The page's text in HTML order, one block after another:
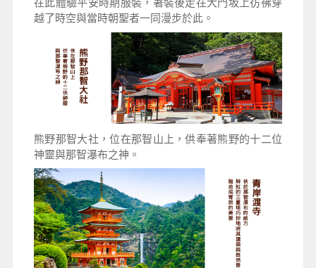
越了時空與當時朝聖者一同漫步於此。
熊野那智大社，位在那智山上，供奉著熊野的十二位
神靈與那智瀑布之神。